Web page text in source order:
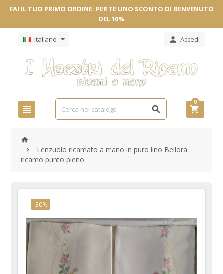
FAI IL TUO PRIMO ORDINE: PER TE UNO SCONTO DI BENVENUTO
DEL 10%
Italiano  Accedi
  
0


Lenzuolo ricamato a mano in puro lino Bellora
ricamo punto pieno
-30%